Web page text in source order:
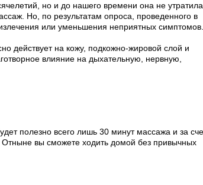
но и до нашего времени она не утратила
Но, по результатам опроса, проведенного в
или уменьшения неприятных симптомов.
действует на кожу, подкожно-жировой слой и
влияние на дыхательную, нервную,
полезно всего лишь 30 минут массажа и за
вы сможете ходить домой без привычных